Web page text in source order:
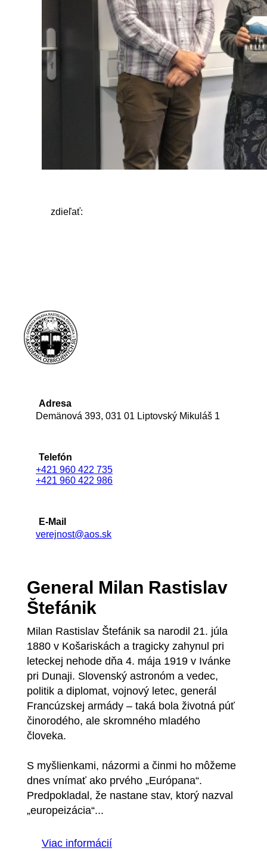
zdieľať:
Adresa
Demänová 393, 031 01 Liptovský Mikuláš 1
Telefón
+421 960 422 735
+421 960 422 986
E-Mail
verejnost@aos.sk
General Milan Rastislav
Štefánik
Milan Rastislav Štefánik sa narodil 21. júla
1880 v Košariskách a tragicky zahynul pri
leteckej nehode dňa 4. mája 1919 v Ivánke
pri Dunaji. Slovenský astronóm a vedec,
politik a diplomat, vojnový letec, generál
Francúzskej armády – taká bola životná púť
činorodého, ale skromného mladého
človeka.
S myšlienkami, názormi a činmi ho môžeme
dnes vnímať ako prvého „Európana“.
Predpokladal, že nastane stav, ktorý nazval
„europeizácia“...
Viac informácií